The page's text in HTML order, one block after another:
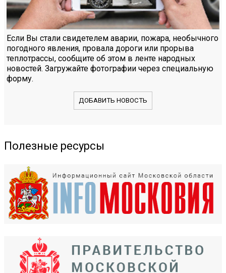
Если Вы стали свидетелем аварии, пожара, необычного
погодного явления, провала дороги или прорыва
теплотрассы, сообщите об этом в ленте народных
новостей. Загружайте фотографии через специальную
форму.
ДОБАВИТЬ НОВОСТЬ
Полезные ресурсы